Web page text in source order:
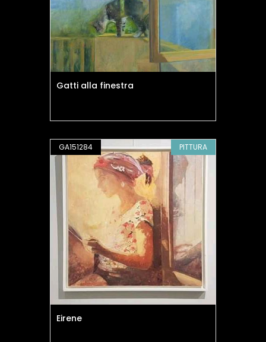
Gatti alla finestra
GA151284 PITTURA
Eirene